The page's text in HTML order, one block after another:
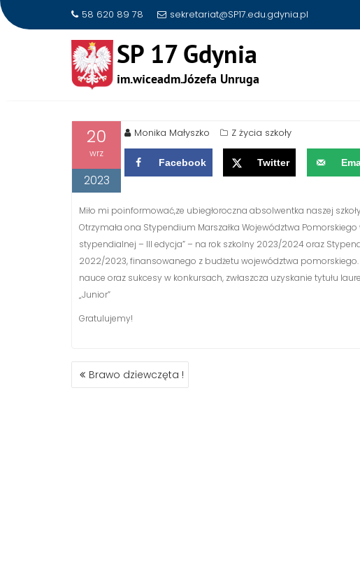
58 620 89 78 sekretariat@SP17.edu.gdynia.pl
SUKCES NASZEJ UCZENNICY
20
wrz
2023
Monika Małyszko Z życia szkoły
Facebook Twitter
Miło mi poinformować,ze ubiegłoroczna absolwentka naszej
Otrzymała ona Stypendium Marszałka Województwa
stypendialnej – III edycja” – na rok szkolny 2023/2024 oraz
2022/2023, finansowanego z budżetu województwa
nauce oraz sukcesy w konkursach, zwłaszcza uzyskanie tytułu
„Junior”
Gratulujemy!
NAWIGACJA
WPISU
Brawo dziewczęta !